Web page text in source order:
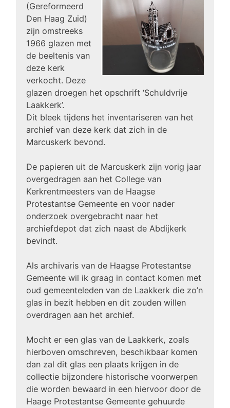
(Gereformeerd
Den Haag Zuid)
zijn omstreeks
1966 glazen met
de beeltenis van
deze kerk
verkocht. Deze
glazen droegen het opschrift ‘Schuldvrije
Laakkerk’.
Dit bleek tijdens het inventariseren van het
archief van deze kerk dat zich in de
Marcuskerk bevond.
De papieren uit de Marcuskerk zijn vorig jaar
overgedragen aan het College van
Kerkrentmeesters van de Haagse
Protestantse Gemeente en voor nader
onderzoek overgebracht naar het
archiefdepot dat zich naast de Abdijkerk
bevindt.
Als archivaris van de Haagse Protestantse
Gemeente wil ik graag in contact komen met
oud gemeenteleden van de Laakkerk die zo’n
glas in bezit hebben en dit zouden willen
overdragen aan het archief.
Mocht er een glas van de Laakkerk, zoals
hierboven omschreven, beschikbaar komen
dan zal dit glas een plaats krijgen in de
collectie bijzondere historische voorwerpen
die worden bewaard in een hiervoor door de
Haage Protestantse Gemeente gehuurde